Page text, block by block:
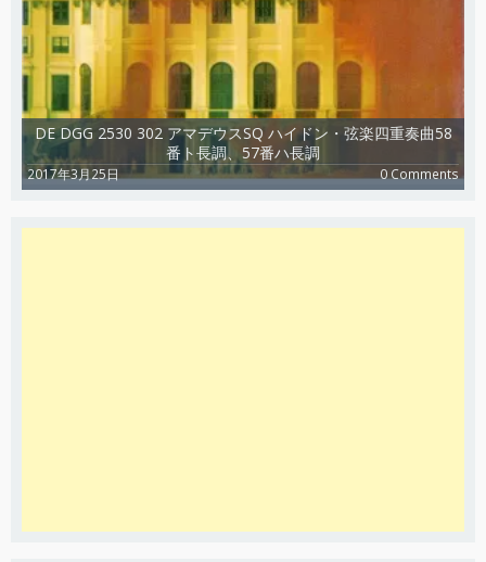
DE DGG 2530 302 アマデウスSQ ハイドン・弦楽四重奏曲58
番ト長調、57番ハ長調
2017年3月25日 0 Comments